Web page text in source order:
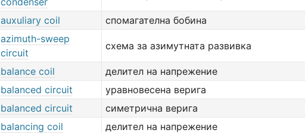
auxuliary coil спомагателна бобина
azimuth-sweep
circuit
схема за азимутната развивка
balance coil
делител на напрежение
balanced circuit
уравновесена верига
balanced circuit
симетрична верига
balancing coil
делител на напрежение